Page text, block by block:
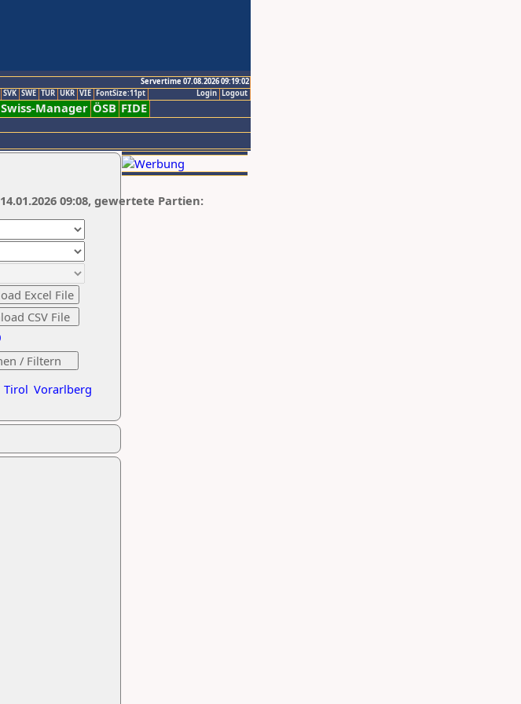
Servertime 07.08.2026 09:19:02
Logout
Login
SVK SWE TUR UKR VIE FontSize:11pt
Swiss-Manager ÖSB FIDE
Tirol Vorarlberg
09:08, gewertete Partien: